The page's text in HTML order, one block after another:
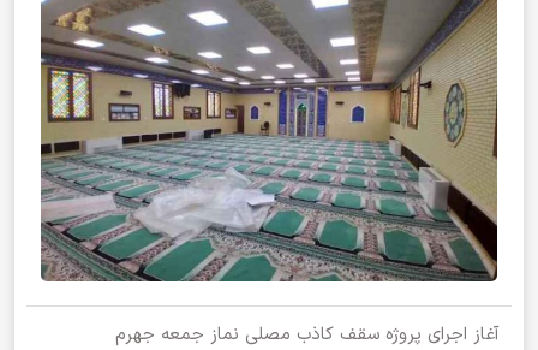
آغاز اجرای پروژه سقف کاذب مصلی نماز جمعه جهرم